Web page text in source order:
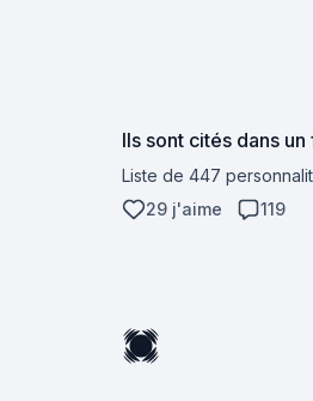
Ils sont cités dans un
Liste de 447
29 j'aime
119